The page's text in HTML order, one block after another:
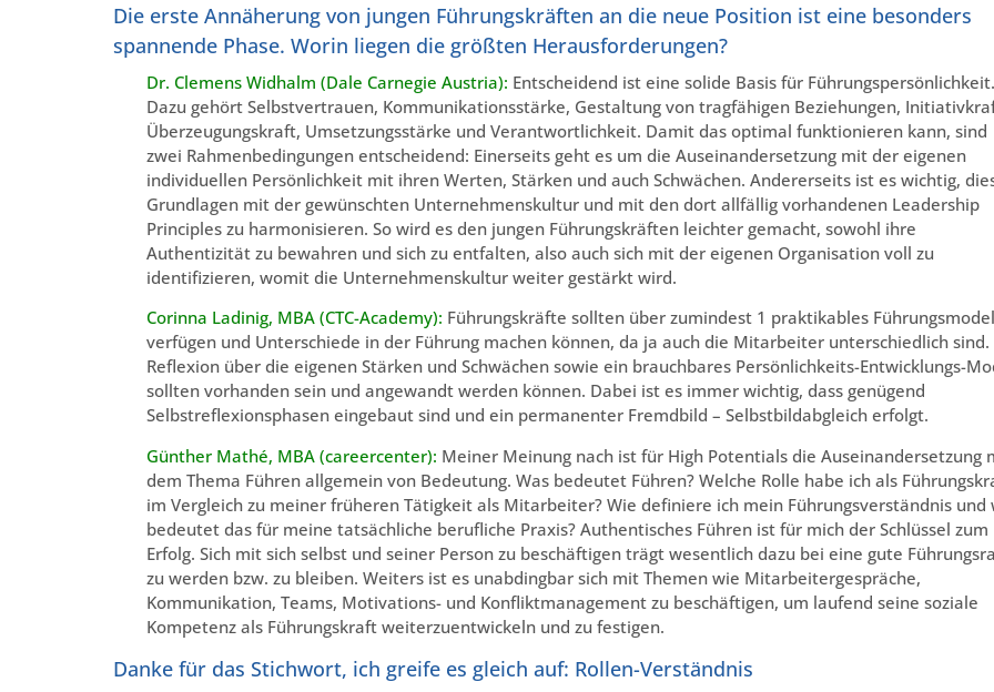
Die erste Annäherung von jungen Führungskräften an die neue Position ist eine besonders
spannende Phase. Worin liegen die größten Herausforderungen?
Dr. Clemens Widhalm (Dale Carnegie Austria): Entscheidend ist eine solide Basis für Führungspersönlichkeit.
Dazu gehört Selbstvertrauen, Kommunikationsstärke, Gestaltung von tragfähigen Beziehungen,
Überzeugungskraft, Umsetzungsstärke und Verantwortlichkeit. Damit das optimal funktionieren kann, sind
zwei Rahmenbedingungen entscheidend: Einerseits geht es um die Auseinandersetzung mit der eigenen
individuellen Persönlichkeit mit ihren Werten, Stärken und auch Schwächen. Andererseits ist es wichtig,
Grundlagen mit der gewünschten Unternehmenskultur und mit den dort allfällig vorhandenen Leadership
Principles zu harmonisieren. So wird es den jungen Führungskräften leichter gemacht, sowohl ihre
Authentizität zu bewahren und sich zu entfalten, also auch sich mit der eigenen Organisation voll zu
identifizieren, womit die Unternehmenskultur weiter gestärkt wird.
Corinna Ladinig, MBA (CTC-Academy): Führungskräfte sollten über zumindest 1 praktikables
verfügen und Unterschiede in der Führung machen können, da ja auch die Mitarbeiter unterschiedlich sind.
Reflexion über die eigenen Stärken und Schwächen sowie ein brauchbares Persönlichkeits-Entwicklungs-
sollten vorhanden sein und angewandt werden können. Dabei ist es immer wichtig, dass genügend
Selbstreflexionsphasen eingebaut sind und ein permanenter Fremdbild – Selbstbildabgleich erfolgt.
Günther Mathé, MBA (careercenter): Meiner Meinung nach ist für High Potentials die Auseinandersetzung
dem Thema Führen allgemein von Bedeutung. Was bedeutet Führen? Welche Rolle habe ich als
im Vergleich zu meiner früheren Tätigkeit als Mitarbeiter? Wie definiere ich mein Führungsverständnis und
bedeutet das für meine tatsächliche berufliche Praxis? Authentisches Führen ist für mich der Schlüssel zum
Erfolg. Sich mit sich selbst und seiner Person zu beschäftigen trägt wesentlich dazu bei eine gute
zu werden bzw. zu bleiben. Weiters ist es unabdingbar sich mit Themen wie Mitarbeitergespräche,
Kommunikation, Teams, Motivations- und Konfliktmanagement zu beschäftigen, um laufend seine soziale
Kompetenz als Führungskraft weiterzuentwickeln und zu festigen.
Danke für das Stichwort, ich greife es gleich auf: Rollen-Verständnis